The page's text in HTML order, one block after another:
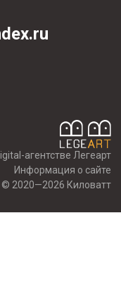
© 2020—2026 Киловатт
агентстве Легеарт
Информация о сайте